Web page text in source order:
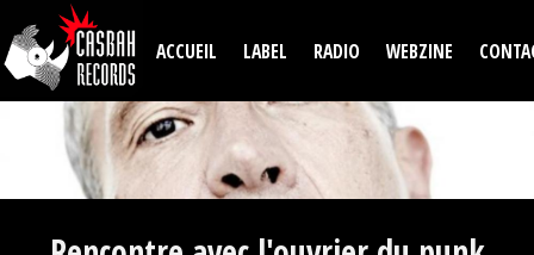
Aller au contenu principal
ACCUEIL LABEL RADIO WEBZINE